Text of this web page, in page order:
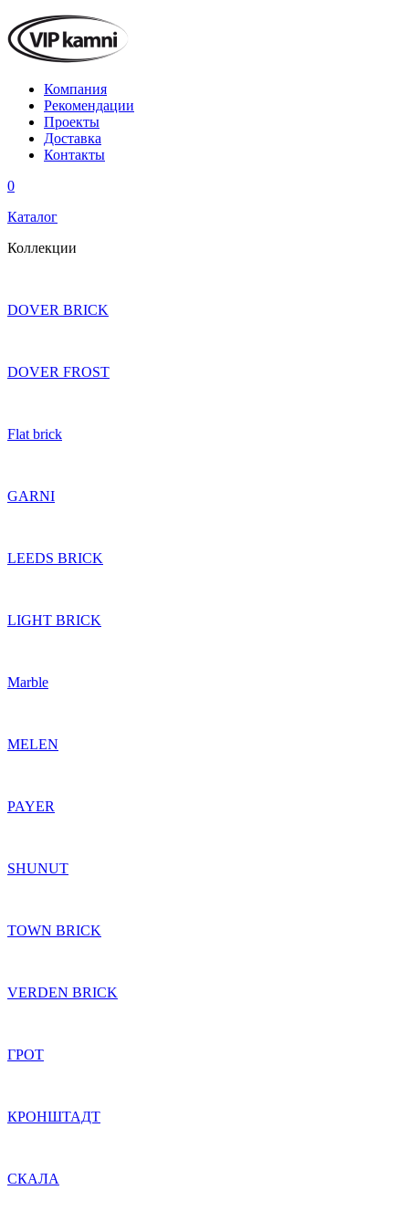
Компания
Рекомендации
Проекты
Доставка
Контакты
0
Каталог
Коллекции
DOVER BRICK
DOVER FROST
Flat brick
GARNI
LEEDS BRICK
LIGHT BRICK
Marble
MELEN
PAYER
SHUNUT
TOWN BRICK
VERDEN BRICK
ГРОТ
КРОНШТАДТ
СКАЛА